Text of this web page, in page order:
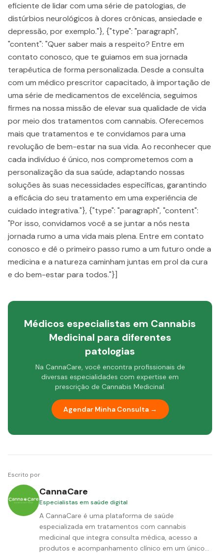
eficiente de lidar com uma série de patologias, de
distúrbios neurológicos à dores crônicas, ansiedade e
depressão, por exemplo."}, {"type": "paragraph",
"content": "Quer saber mais a respeito? Entre em
contato conosco, que te guiamos em sua jornada
terapêutica de forma personalizada. Desde a consulta
com um médico prescritor capacitado, à importação de
uma série de medicamentos de excelência, seguimos
firmes na nossa missão de elevar sua qualidade de vida
por meio dos tratamentos com cannabis. Oferecemos
mais que tratamentos e te convidamos para uma
revolução de bem-estar na sua vida. Ao reconhecer que
cada indivíduo é único, nos comprometemos com a
personalização da sua saúde, adaptando nossas
soluções às suas necessidades específicas, garantindo
a eficácia do seu tratamento em uma experiência de
cuidado integrativa."}, {"type": "paragraph", "content":
"Por isso, convidamos você a se juntar a nós nesta
jornada rumo a uma vida mais plena. Entre em contato
conosco e dê o primeiro passo rumo a um futuro onde a
medicina e a natureza caminham juntas em prol da cura
e do bem-estar para todos."}]
Médicos especialistas em Cannabis
Medicinal para diferentes
patologias
Na CannaCare, você encontra profissionais de
diversas especialidades com expertise em
prescrição de Cannabis Medicinal.
Agendar Minha Consulta →
Escrito por
CannaCare
Especialistas em saúde digital
A CannaCare é uma plataforma de saúde
especializada em tratamentos com cannabis
medicinal que integra consulta médica, acesso a
produtos e acompanhamento clínico em um único